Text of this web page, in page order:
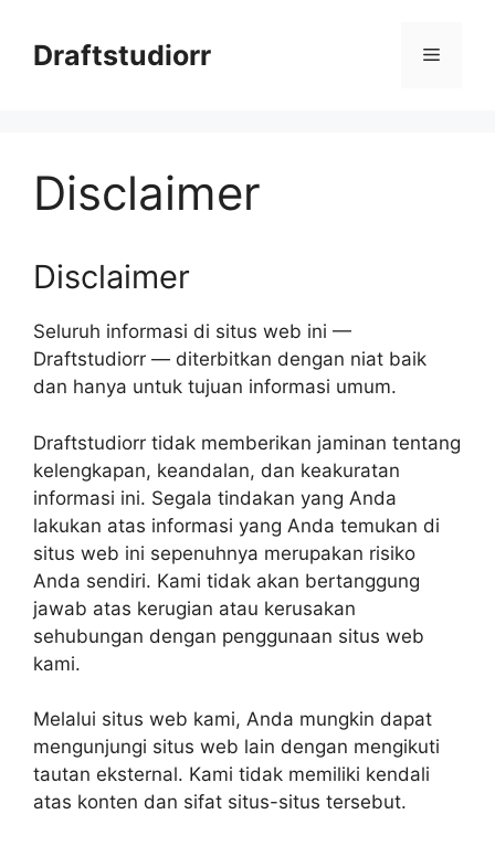
contentDraftstudiorr Menu
Disclaimer
Disclaimer
Seluruh informasi di situs web ini —
Draftstudiorr — diterbitkan dengan niat baik
dan hanya untuk tujuan informasi umum.
Draftstudiorr tidak memberikan jaminan tentang
kelengkapan, keandalan, dan keakuratan
informasi ini. Segala tindakan yang Anda
lakukan atas informasi yang Anda temukan di
situs web ini sepenuhnya merupakan risiko
Anda sendiri. Kami tidak akan bertanggung
jawab atas kerugian atau kerusakan
sehubungan dengan penggunaan situs web
kami.
Melalui situs web kami, Anda mungkin dapat
mengunjungi situs web lain dengan mengikuti
tautan eksternal. Kami tidak memiliki kendali
atas konten dan sifat situs-situs tersebut.